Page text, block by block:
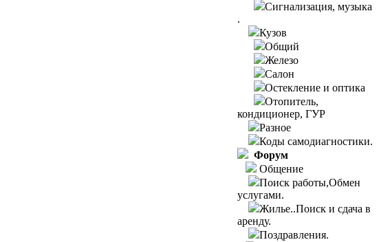
Сигнализация, музыка
.
Кузов
Общий
Железо
Салон
Остекление и оптика
Отопитель,
кондиционер, ГУР
Разное
Коды самодиагностики.
Форум
Общение
Поиск работы,Обмен
услугами.
Жилье..Поиск и сдача в
аренду.
Поздравления.